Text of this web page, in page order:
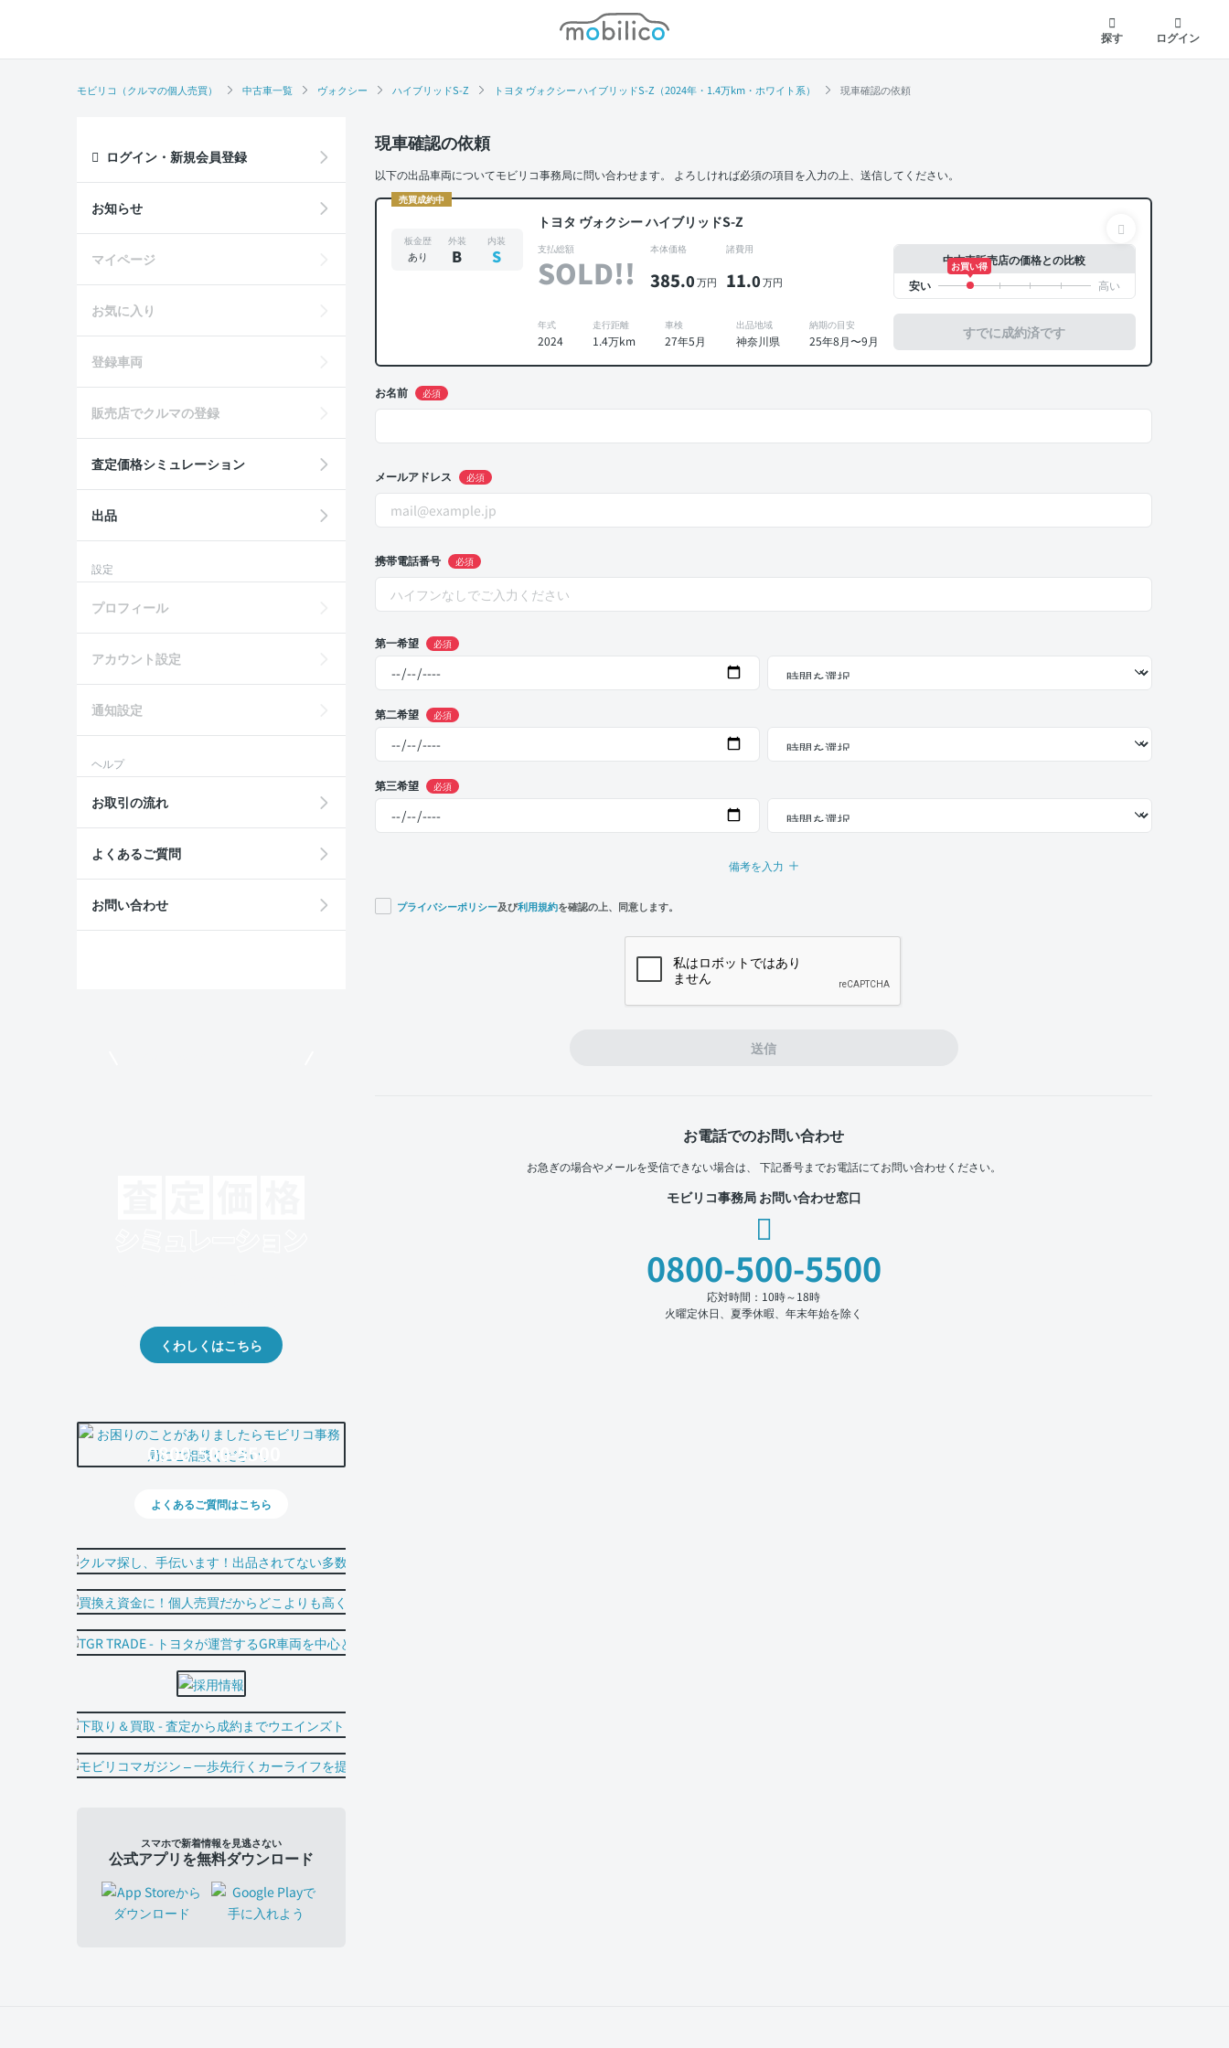
モビリコ
探す
ログイン
モビリコ（クルマの個人売買） 中古車一覧 ヴォクシー ハイブリッドS-Z トヨタ ヴォクシー ハイブリッドS-Z（2024年・1.4万km・ホワイト系） 現車確認の依頼
現車確認の依頼
以下の出品車両についてモビリコ事務局に問い合わせます。 よろしければ必須の項目を入力の上、送信してください。
売買成約中
トヨタ ヴォクシー ハイブリッドS-Z
板金歴
あり
外装
B
内装
S 支払総額
SOLD!!
本体価格
385.0万円
諸費用
11.0万円
年式
2024
走行距離
1.4万km
車検
27年5月
出品地域
神奈川県
納期の目安
25年8月〜9月
中古車販売店の価格との比較
お買い得
すでに成約済です
お名前 必須
メールアドレス 必須
携帯電話番号 必須
第一希望 必須
第二希望 必須
第三希望 必須
備考を入力
プライバシーポリシー及び利用規約を確認の上、同意します。
送信
お電話でのお問い合わせ
お急ぎの場合やメールを受信できない場合は、 下記番号までお電話にてお問い合わせください。
モビリコ事務局 お問い合わせ窓口
0800-500-5500
応対時間：10時～18時
火曜定休日、夏季休暇、年末年始を除く
ログイン・新規会員登録
お知らせ
マイページ
お気に入り
登録車両
販売店でクルマの登録
査定価格シミュレーション
出品
設定
プロフィール
アカウント設定
通知設定
ヘルプ
お取引の流れ
よくあるご質問
お問い合わせ
くわしくはこちら
0800-500-5500
よくあるご質問はこちら
スマホで新着情報を見逃さない
公式アプリを無料ダウンロード